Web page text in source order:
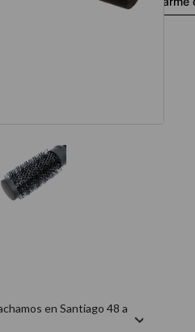
en Santiago 48 a